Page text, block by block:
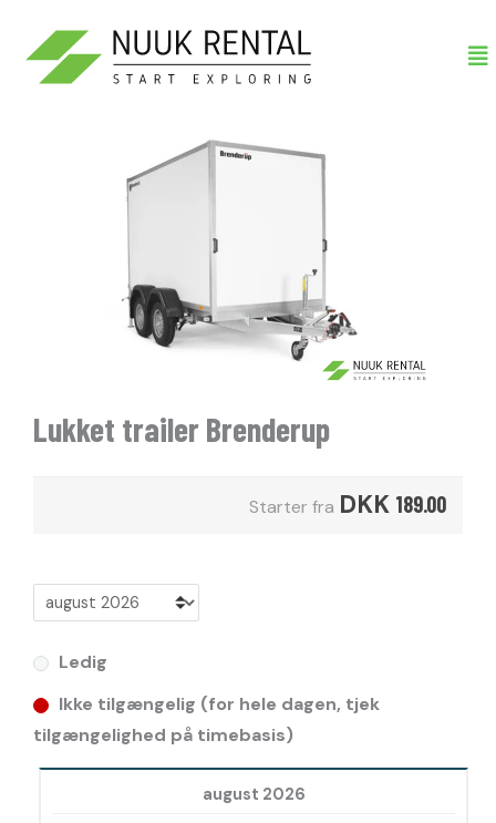
indholdet
Lukket trailer Brenderup
Starter fra DKK 189.00
Ledig
Ikke tilgængelig (for hele dagen, tjek
tilgængelighed på timebasis)
august 2026